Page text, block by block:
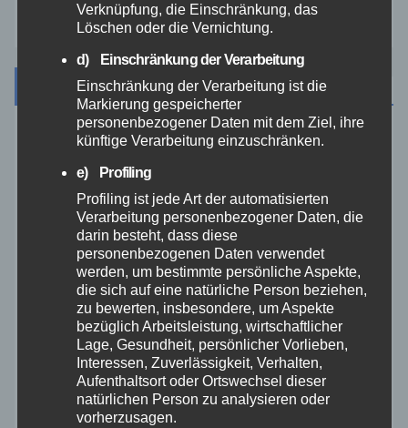
Kategorien
Aktuelles
Allgemein
Altenkirchen
Bundespolizei
Feuerwehr
Hilfsorganisationen
Verknüpfung, die Einschränkung, das
Löschen oder die Vernichtung.
d) Einschränkung der Verarbeitung
Einschränkung der Verarbeitung ist die
Markierung gespeicherter
personenbezogener Daten mit dem Ziel, ihre
künftige Verarbeitung einzuschränken.
e) Profiling
Profiling ist jede Art der automatisierten
Verarbeitung personenbezogener Daten, die
darin besteht, dass diese
personenbezogenen Daten verwendet
werden, um bestimmte persönliche Aspekte,
die sich auf eine natürliche Person beziehen,
zu bewerten, insbesondere, um Aspekte
bezüglich Arbeitsleistung, wirtschaftlicher
Lage, Gesundheit, persönlicher Vorlieben,
Interessen, Zuverlässigkeit, Verhalten,
Aufenthaltsort oder Ortswechsel dieser
natürlichen Person zu analysieren oder
vorherzusagen.